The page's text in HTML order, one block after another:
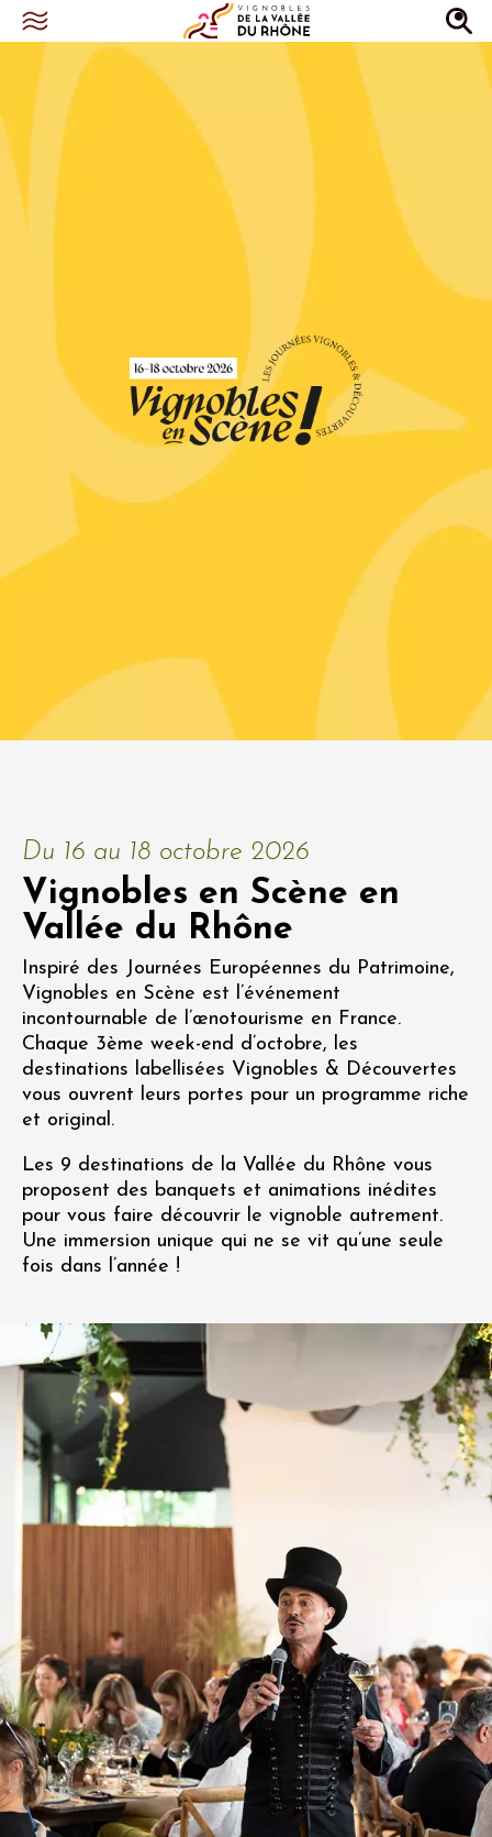
Du 16 au 18 octobre 2026
Vignobles en Scène en
Vallée du Rhône
Inspiré des Journées Européennes du Patrimoine,
Vignobles en Scène est l’événement
incontournable de l’œnotourisme en France.
Chaque 3ème week-end d’octobre, les
destinations labellisées Vignobles & Découvertes
vous ouvrent leurs portes pour un programme riche
et original.
Les 9 destinations de la Vallée du Rhône vous
proposent des banquets et animations inédites
pour vous faire découvrir le vignoble autrement.
Une immersion unique qui ne se vit qu’une seule
fois dans l’année !